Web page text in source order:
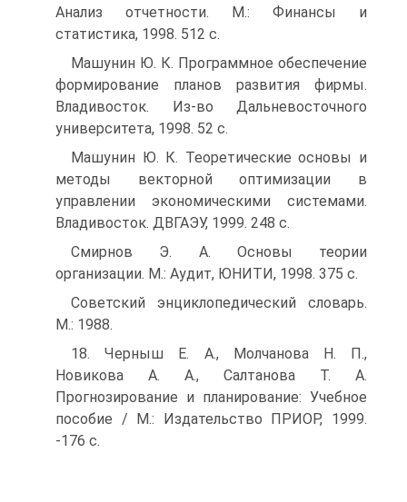
Анализ отчетности. М.: Финансы и
статистика, 1998. 512 с.
Машунин Ю. К. Программное обеспечение
формирование планов развития фирмы.
Владивосток. Из-во Дальневосточного
университета, 1998. 52 с.
Машунин Ю. К. Теоретические основы и
методы векторной оптимизации в
управлении экономическими системами.
Владивосток. ДВГАЭУ, 1999. 248 с.
Смирнов Э. А. Основы теории
организации. М.: Аудит, ЮНИТИ, 1998. 375 с.
Советский энциклопедический словарь.
М.: 1988.
18. Черныш Е. А., Молчанова Н. П.,
Новикова А. А., Салтанова Т. А.
Прогнозирование и планирование: Учебное
пособие / М.: Издательство ПРИОР, 1999.
-176 с.